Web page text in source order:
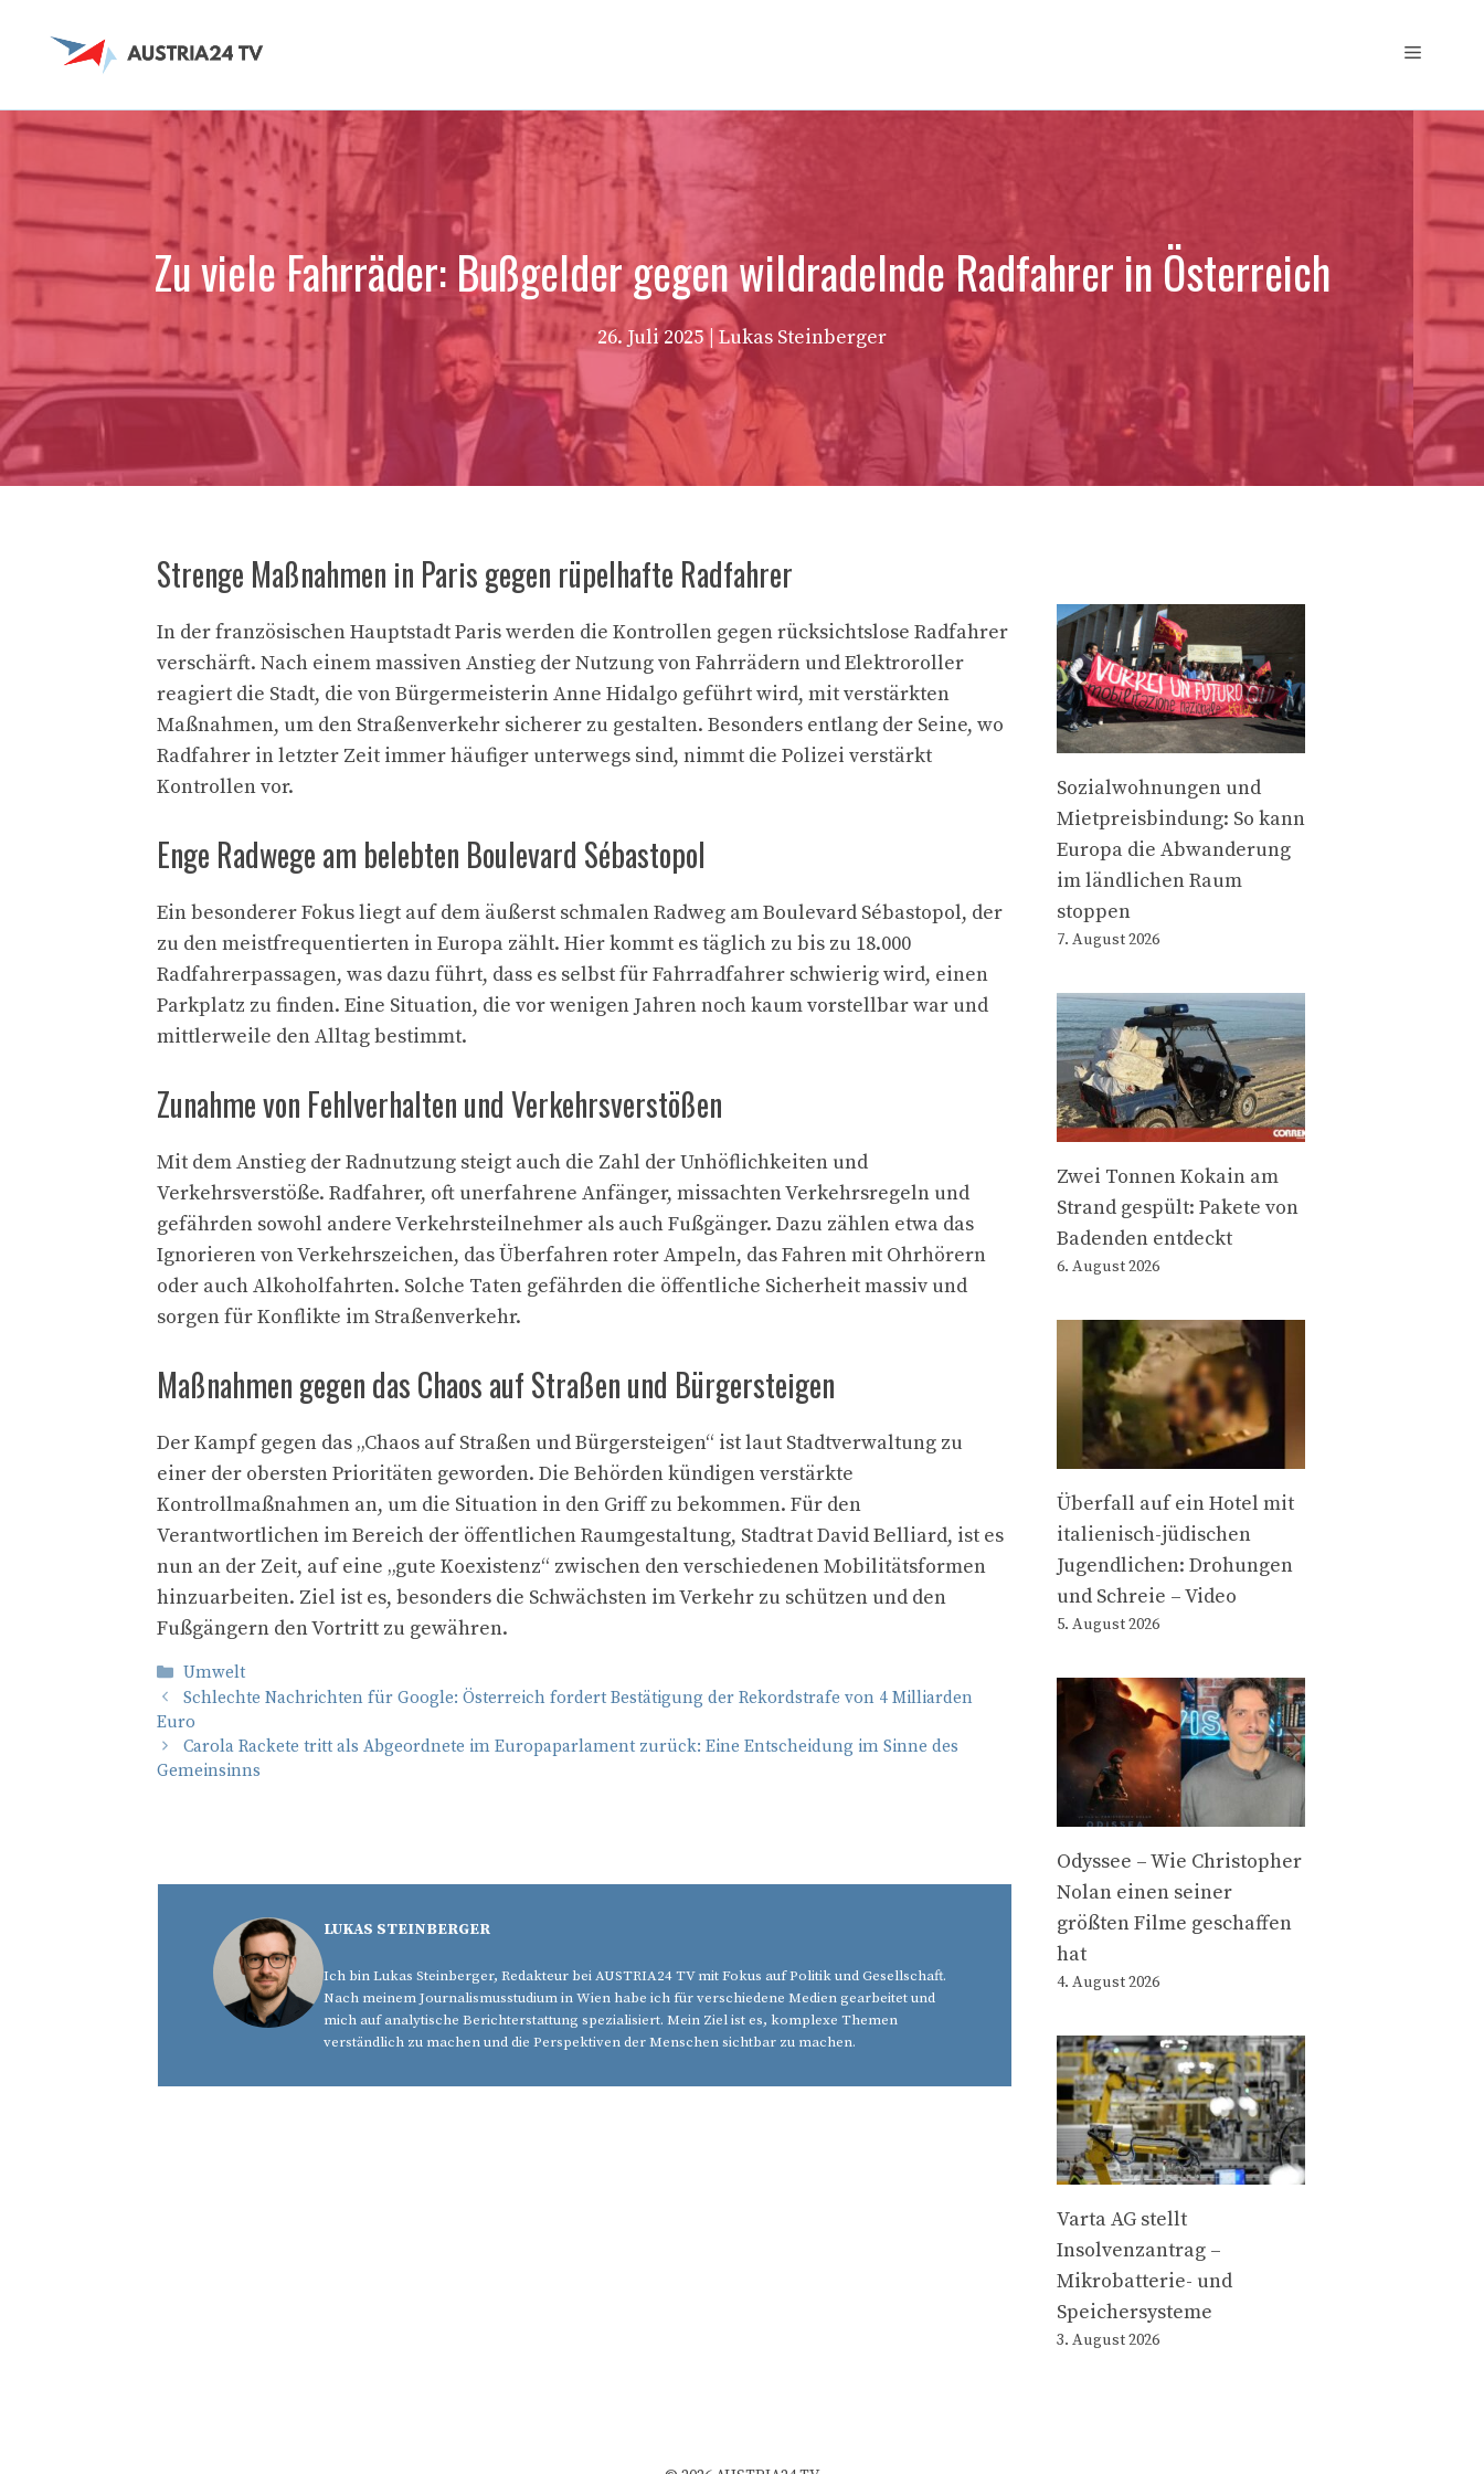
Inhalt
Menü
Zu viele Fahrräder: Bußgelder gegen wildradelnde Radfahrer in Österreich
26. Juli 2025 | Lukas Steinberger
Strenge Maßnahmen in Paris gegen rüpelhafte Radfahrer
In der französischen Hauptstadt Paris werden die Kontrollen gegen rücksichtslose Radfahrer
verschärft. Nach einem massiven Anstieg der Nutzung von Fahrrädern und Elektroroller
reagiert die Stadt, die von Bürgermeisterin Anne Hidalgo geführt wird, mit verstärkten
Maßnahmen, um den Straßenverkehr sicherer zu gestalten. Besonders entlang der Seine, wo
Radfahrer in letzter Zeit immer häufiger unterwegs sind, nimmt die Polizei verstärkt
Kontrollen vor.
Enge Radwege am belebten Boulevard Sébastopol
Ein besonderer Fokus liegt auf dem äußerst schmalen Radweg am Boulevard Sébastopol, der
zu den meistfrequentierten in Europa zählt. Hier kommt es täglich zu bis zu 18.000
Radfahrerpassagen, was dazu führt, dass es selbst für Fahrradfahrer schwierig wird, einen
Parkplatz zu finden. Eine Situation, die vor wenigen Jahren noch kaum vorstellbar war und
mittlerweile den Alltag bestimmt.
Zunahme von Fehlverhalten und Verkehrsverstößen
Mit dem Anstieg der Radnutzung steigt auch die Zahl der Unhöflichkeiten und
Verkehrsverstöße. Radfahrer, oft unerfahrene Anfänger, missachten Verkehrsregeln und
gefährden sowohl andere Verkehrsteilnehmer als auch Fußgänger. Dazu zählen etwa das
Ignorieren von Verkehrszeichen, das Überfahren roter Ampeln, das Fahren mit Ohrhörern
oder auch Alkoholfahrten. Solche Taten gefährden die öffentliche Sicherheit massiv und
sorgen für Konflikte im Straßenverkehr.
Maßnahmen gegen das Chaos auf Straßen und Bürgersteigen
Der Kampf gegen das „Chaos auf Straßen und Bürgersteigen“ ist laut Stadtverwaltung zu
einer der obersten Prioritäten geworden. Die Behörden kündigen verstärkte
Kontrollmaßnahmen an, um die Situation in den Griff zu bekommen. Für den
Verantwortlichen im Bereich der öffentlichen Raumgestaltung, Stadtrat David Belliard, ist es
nun an der Zeit, auf eine „gute Koexistenz“ zwischen den verschiedenen Mobilitätsformen
hinzuarbeiten. Ziel ist es, besonders die Schwächsten im Verkehr zu schützen und den
Fußgängern den Vortritt zu gewähren.
Kategorien
Umwelt
Schlechte Nachrichten für Google: Österreich fordert Bestätigung der Rekordstrafe von 4 Milliarden
Euro
Carola Rackete tritt als Abgeordnete im Europaparlament zurück: Eine Entscheidung im Sinne des
Gemeinsinns
LUKAS STEINBERGER
Ich bin Lukas Steinberger, Redakteur bei AUSTRIA24 TV mit Fokus auf Politik und Gesellschaft.
Nach meinem Journalismusstudium in Wien habe ich für verschiedene Medien gearbeitet und
mich auf analytische Berichterstattung spezialisiert. Mein Ziel ist es, komplexe Themen
verständlich zu machen und die Perspektiven der Menschen sichtbar zu machen.
Sozialwohnungen und
Mietpreisbindung: So kann
Europa die Abwanderung
im ländlichen Raum
stoppen
7. August 2026
Zwei Tonnen Kokain am
Strand gespült: Pakete von
Badenden entdeckt
6. August 2026
Überfall auf ein Hotel mit
italienisch-jüdischen
Jugendlichen: Drohungen
und Schreie – Video
5. August 2026
Odyssee – Wie Christopher
Nolan einen seiner
größten Filme geschaffen
hat
4. August 2026
Varta AG stellt
Insolvenzantrag –
Mikrobatterie- und
Speichersysteme
3. August 2026